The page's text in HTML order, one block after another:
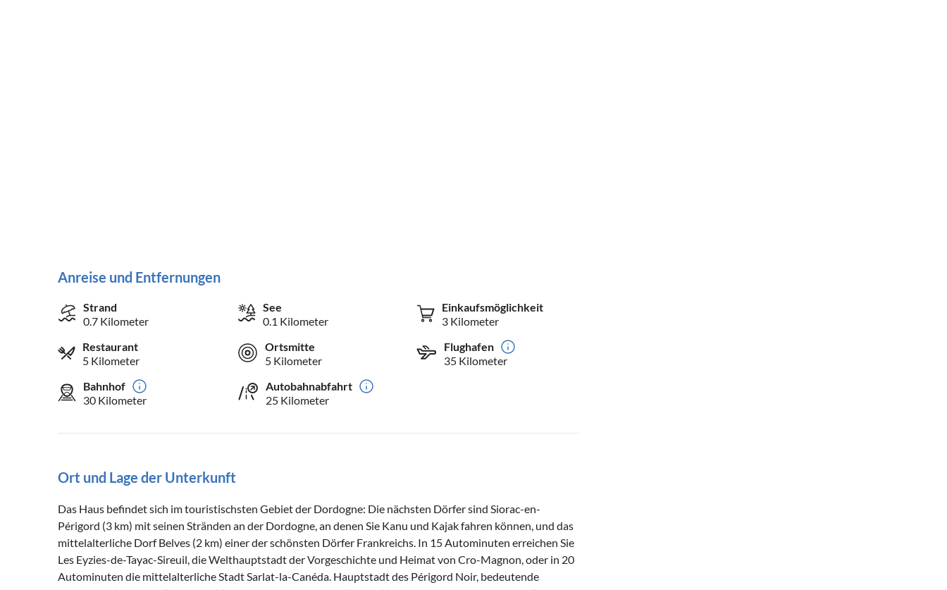
Anreise und Entfernungen
Strand
0.7 Kilometer
See
0.1 Kilometer
Einkaufsmöglichkeit
3 Kilometer
Restaurant
5 Kilometer
Ortsmitte
5 Kilometer
Flughafen
35 Kilometer
Bahnhof
30 Kilometer
Autobahnabfahrt
25 Kilometer
Ort und Lage der Unterkunft
Das Haus befindet sich im touristischsten Gebiet der Dordogne: Die nächsten Dörfer sind Siorac-en-
Périgord (3 km) mit seinen Stränden an der Dordogne, an denen Sie Kanu und Kajak fahren können, und das
mittelalterliche Dorf Belves (2 km) einer der schönsten Dörfer Frankreichs. In 15 Autominuten erreichen Sie
Les Eyzies-de-Tayac-Sireuil, die Welthauptstadt der Vorgeschichte und Heimat von Cro-Magnon, oder in 20
Autominuten die mittelalterliche Stadt Sarlat-la-Canéda. Hauptstadt des Périgord Noir, bedeutende